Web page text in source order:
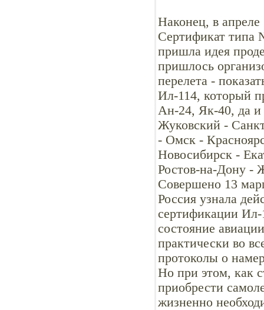
Наконец, в
Сертификат типа
пришла идея
пришлось
перелета -
Ил-114, который
Ан-24, Як-40, да и
Жуковский -
- Омск -
Новосибирск -
Ростов-на-Дону -
Совершено 13
Россия узнала
сертификации
состояние
практически во
протоколы о
Но при этом, как
приобрести
жизненно